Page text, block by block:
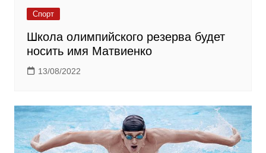
Спорт
Школа олимпийского резерва будет
носить имя Матвиенко
13/08/2022